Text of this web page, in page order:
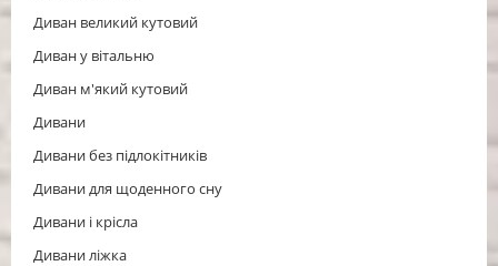
Диван великий кутовий
Диван у вітальню
Диван м'який кутовий
Дивани
Дивани без підлокітників
Дивани для щоденного сну
Дивани і крісла
Дивани ліжка